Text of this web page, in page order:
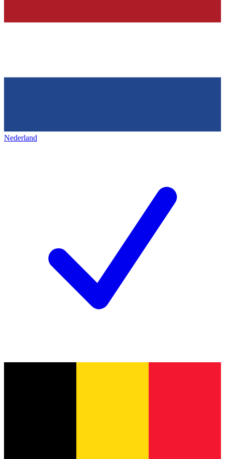
Nederland